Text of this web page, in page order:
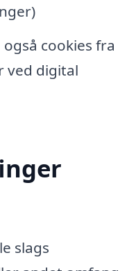
cookies fra
ved digital
slags